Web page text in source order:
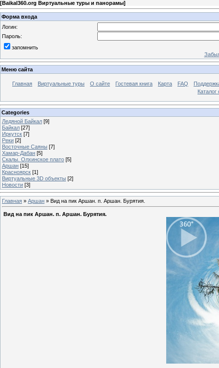
[Baikal360.org Виртуальные туры и панорамы]
Форма входа
Логин:
Пароль:
запомнить
Меню сайта
Главная Виртуальные туры О сайте Гостевая книга Карта FAQ
Каталог
Categories
Ледяной Байкал [9]
Байкал [27]
Иркутск [7]
Реки [2]
Восточные Саяны [7]
Хамар-Дабан [5]
Скалы. Олхинское плато [5]
Аршан [15]
Красноярск [1]
Виртуальные 3D объекты [2]
Новости [3]
Главная » Аршан » Вид на пик Аршан. п. Аршан. Бурятия.
Вид на пик Аршан. п. Аршан. Бурятия.